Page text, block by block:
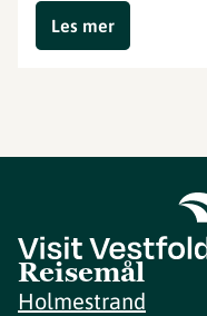
Les mer
Reisemål
Holmestrand